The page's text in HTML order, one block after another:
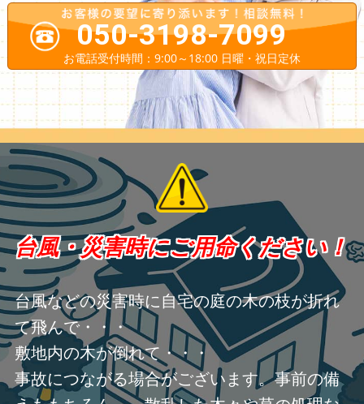
050-3198-7099
お電話受付時間：9:00～18:00 日曜・祝日定休
台風・災害時にご用命ください！
台風などの災害時に自宅の庭の木の枝が折れ
て飛んで・・・
敷地内の木が倒れて・・・
事故につながる場合がございます。事前の備